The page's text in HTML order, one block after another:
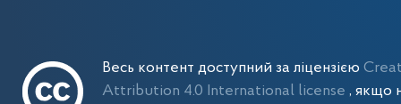
Весь контент доступний за ліцензією
Attribution 4.0 International license, якщо